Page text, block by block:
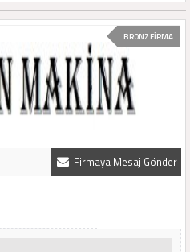
BRONZ FİRMA
Firmaya Mesaj Gönder